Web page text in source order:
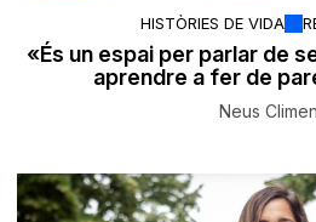
HISTÒRIES DE VIDA
«És un espai per parlar de
aprendre a fer de
Neus